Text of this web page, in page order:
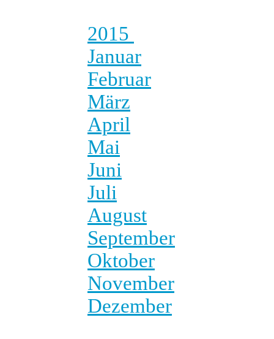
2015
Januar
Februar
März
April
Mai
Juni
Juli
August
September
Oktober
November
Dezember